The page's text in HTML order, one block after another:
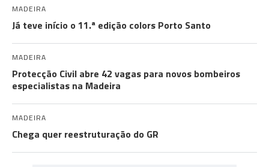
MADEIRA
Já teve início o 11.ª edição colors Porto Santo
MADEIRA
Protecção Civil abre 42 vagas para novos bombeiros
especialistas na Madeira
MADEIRA
Chega quer reestruturação do GR